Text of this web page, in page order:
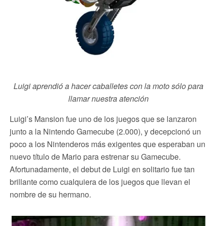
Luigi aprendió a hacer caballetes con la moto sólo para
llamar nuestra atención
Luigi’s Mansion fue uno de los juegos que se lanzaron
junto a la Nintendo Gamecube (2.000), y decepcionó un
poco a los Nintenderos más exigentes que esperaban un
nuevo título de Mario para estrenar su Gamecube.
Afortunadamente, el debut de Luigi en solitario fue tan
brillante como cualquiera de los juegos que llevan el
nombre de su hermano.